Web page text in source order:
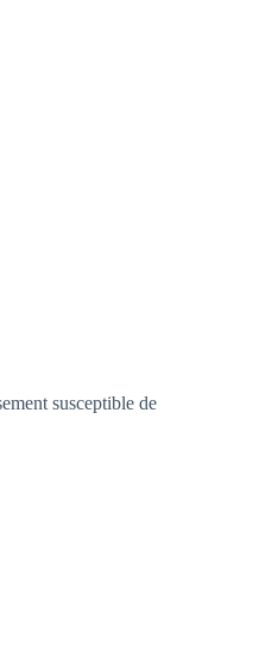
susceptible de